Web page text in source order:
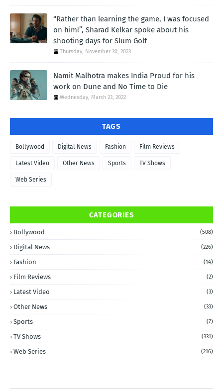
“Rather than learning the game, I was focused
on him!”, Sharad Kelkar spoke about his
shooting days for Slum Golf
Thursday, November 30, 2023
Namit Malhotra makes India Proud for his
work on Dune and No Time to Die
Wednesday, March 23, 2022
TAGS
Bollywood Digital News Fashion Film Reviews
Latest Video Other News Sports TV Shows
Web Series
CATEGORIES
Bollywood (508)
Digital News (226)
Fashion (14)
Film Reviews (2)
Latest Video (3)
Other News (33)
Sports (7)
TV Shows (331)
Web Series (216)